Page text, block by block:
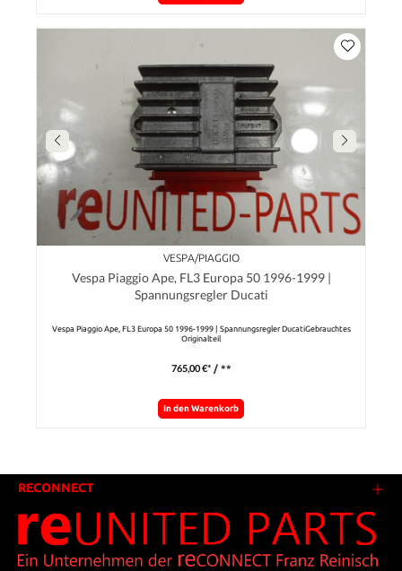
VESPA/PIAGGIO
Vespa Piaggio Ape, FL3 Europa 50 1996-1999 |
Spannungsregler Ducati
Vespa Piaggio Ape, FL3 Europa 50 1996-1999 | Spannungsregler DucatiGebrauchtes
Originalteil
765,00 €* / **
In den Warenkorb
RECONNECT